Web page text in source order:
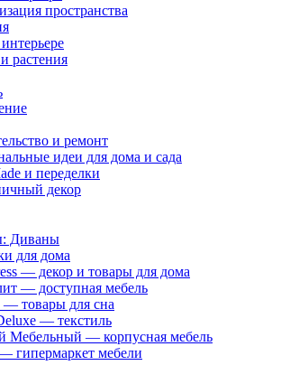
пространства
растения
и ремонт
идеи для дома и сада
и переделки
декор
Диваны
для дома
— декор и товары для дома
— доступная мебель
— товары для сна
— текстиль
Мебельный — корпусная мебель
гипермаркет мебели